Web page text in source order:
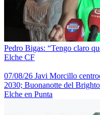
Pedro Bigas: “Tengo claro
Elche CF
07/08/26 Javi Morcillo
2030; Buonanotte del
Elche en Punta